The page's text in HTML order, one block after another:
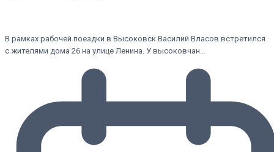
В рамках рабочей поездки в Высоковск Василий Власов встретился
с жителями дома 26 на улице Ленина. У высоковчан…